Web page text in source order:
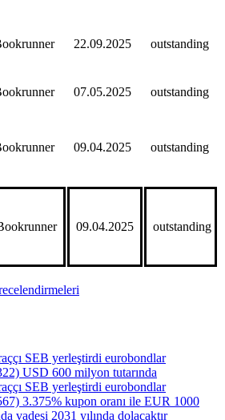
22.09.2025 outstanding
07.05.2025
outstanding
09.04.2025 outstanding
09.04.2025 outstanding
SEB yerleştirdi eurobondlar
USD 600 milyon tutarında
SEB yerleştirdi eurobondlar
3.375% kupon oranı ile EUR 1000
vadesi 2031 yılında dolacaktır